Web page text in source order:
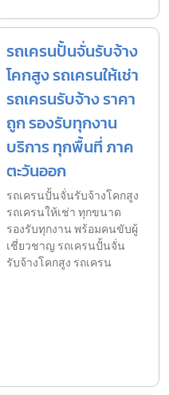
รถเครนปั้นจั่นรับจ้าง
โคกสูง รถเครนให้เช่า
รถเครนรับจ้าง ราคา
ถูก รองรับทุกงาน
บริการ ทุกพื้นที่ ภาค
ตะวันออก
รถเครนปั้นจั่นรับจ้างโคกสูง
รถเครนให้เช่า ทุกขนาด
รองรับทุกงาน พร้อมคนขับผู้
เชี่ยวชาญ รถเครนปั้นจั่น
รับจ้างโคกสูง รถเครน